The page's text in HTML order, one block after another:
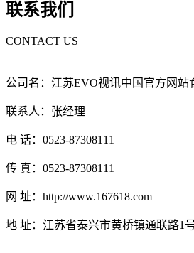
联系我们
CONTACT US
公司名：江苏EVO视讯中国官方网站
联系人：张经理
电 话：0523-87308111
传 真：0523-87308111
网 址：http://www.167618.com
地 址：江苏省泰兴市黄桥镇通联路1